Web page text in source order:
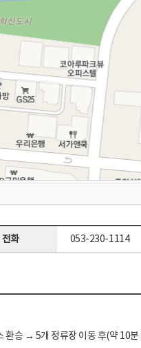
전화 053-230-1114
승 → 5개 정류장 이동 후(약 10분